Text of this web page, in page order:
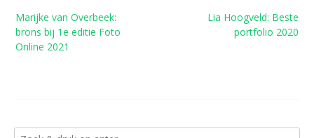
navigatie
Lia Hoogveld: Beste
portfolio 2020
Marijke van Overbeek:
brons bij 1e editie Foto
Online 2021